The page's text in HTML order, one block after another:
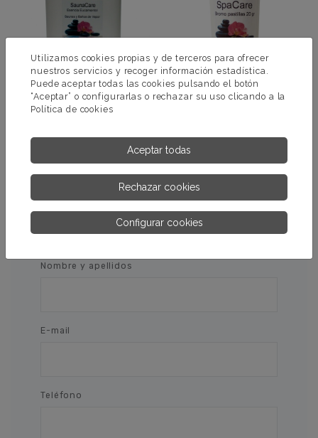
MÁS INFORMACIÓN MÁS INFORMACIÓN
PÍDENOS MÁS INFORMACIÓN
Nombre y apellidos
E-mail
Teléfono
Utilizamos cookies propias y de terceros para ofrecer
nuestros servicios y recoger información estadística.
Puede aceptar todas las cookies pulsando el botón
“Aceptar” o configurarlas o rechazar su uso clicando a la
Política de cookies
Aceptar todas
Rechazar cookies
Configurar cookies